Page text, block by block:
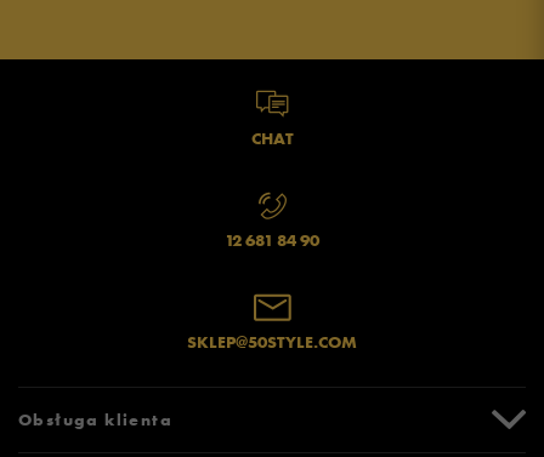
CHAT
12 681 84 90
SKLEP@50STYLE.COM
Obsługa klienta